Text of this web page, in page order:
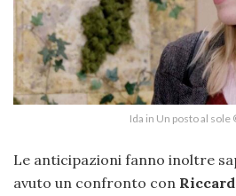
Ida in Un posto al sole
Le anticipazioni fanno inoltre
avuto un confronto con